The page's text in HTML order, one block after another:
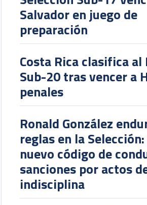
Salvador en juego de
preparación
Costa Rica clasifica
Sub-20 tras vencer a
penales
Ronald González
reglas en la
nuevo código de
sanciones por actos
indisciplina